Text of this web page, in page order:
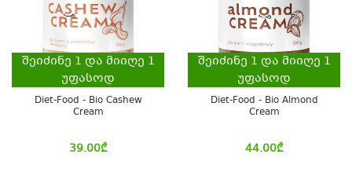
შეიძინე 1 და მიიღე 1
უფასოდ
Diet-Food - Bio Cashew
Cream
39.00₾
შეიძინე 1 და მიიღე 1
უფასოდ
Diet-Food - Bio Almond
Cream
44.00₾